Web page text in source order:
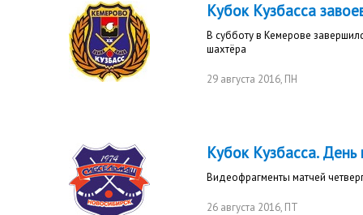
Кубок Кузбасса
В субботу в Кемерове
шахтёра
29 августа 2016, ПН
Кубок Кузбасса. День
Видеофрагменты матчей
26 августа 2016, ПТ